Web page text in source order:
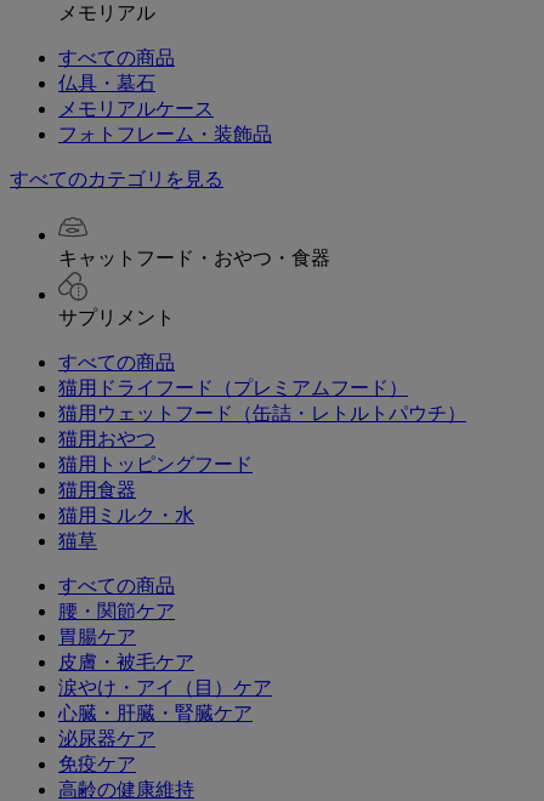
メモリアル
すべての商品
仏具・墓石
メモリアルケース
フォトフレーム・装飾品
すべてのカテゴリを見る
キャットフード・おやつ・食器
サプリメント
すべての商品
猫用ドライフード（プレミアムフード）
猫用ウェットフード（缶詰・レトルトパウチ）
猫用おやつ
猫用トッピングフード
猫用食器
猫用ミルク・水
猫草
すべての商品
腰・関節ケア
胃腸ケア
皮膚・被毛ケア
涙やけ・アイ（目）ケア
心臓・肝臓・腎臓ケア
泌尿器ケア
免疫ケア
高齢の健康維持